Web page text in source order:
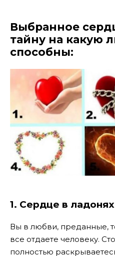
Выбранное
тайну на какую
способны:
1. Сердце в ладонях
Вы в любви, преданные,
все отдаете человеку.
полностью